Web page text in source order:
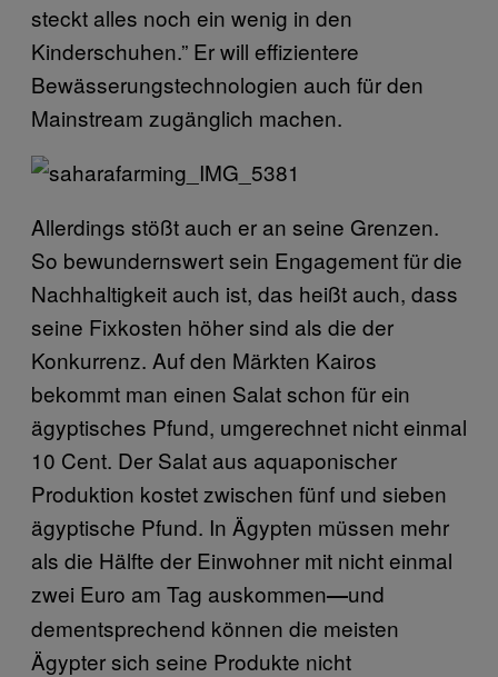
steckt alles noch ein wenig in den
Kinderschuhen.” Er will effizientere
Bewässerungstechnologien auch für den
Mainstream zugänglich machen.
Allerdings stößt auch er an seine Grenzen.
So bewundernswert sein Engagement für die
Nachhaltigkeit auch ist, das heißt auch, dass
seine Fixkosten höher sind als die der
Konkurrenz. Auf den Märkten Kairos
bekommt man einen Salat schon für ein
ägyptisches Pfund, umgerechnet nicht einmal
10 Cent. Der Salat aus aquaponischer
Produktion kostet zwischen fünf und sieben
ägyptische Pfund. In Ägypten müssen mehr
als die Hälfte der Einwohner mit nicht einmal
zwei Euro am Tag auskommen—und
dementsprechend können die meisten
Ägypter sich seine Produkte nicht